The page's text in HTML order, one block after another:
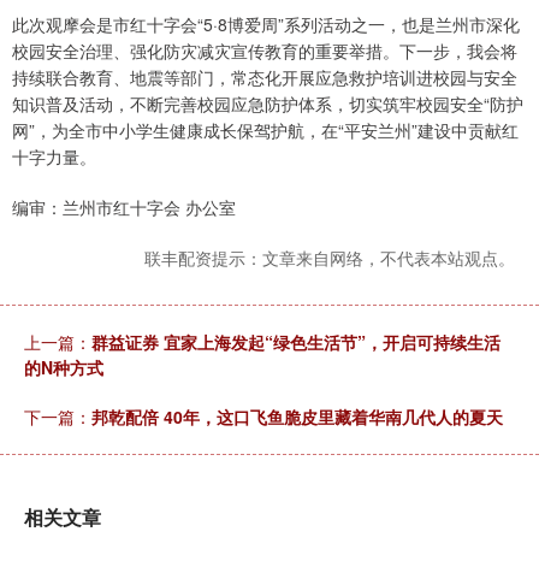
此次观摩会是市红十字会“5·8博爱周”系列活动之一，也是兰州市深化
校园安全治理、强化防灾减灾宣传教育的重要举措。下一步，我会将
持续联合教育、地震等部门，常态化开展应急救护培训进校园与安全
知识普及活动，不断完善校园应急防护体系，切实筑牢校园安全“防护
网”，为全市中小学生健康成长保驾护航，在“平安兰州”建设中贡献红
十字力量。
编审：兰州市红十字会 办公室
联丰配资提示：文章来自网络，不代表本站观点。
上一篇： 群益证券 宜家上海发起“绿色生活节”，开启可持续生活
的N种方式
下一篇： 邦乾配倍 40年，这口飞鱼脆皮里藏着华南几代人的夏天
相关文章